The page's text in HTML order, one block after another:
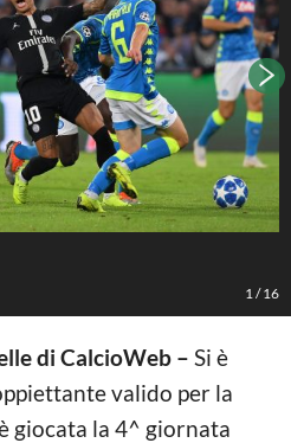
1 /16
di CalcioWeb – Si è
valido per la
giocata la 4^ giornata